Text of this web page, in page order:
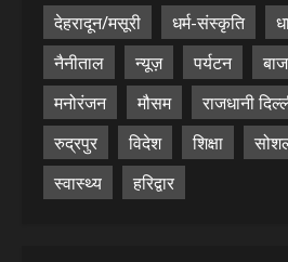
देहरादून/मसूरी
धर्म-संस्कृति
नैनीताल
न्यूज़ पर्यटन
मनोरंजन
मौसम राजधानी
रुद्रपुर
विदेश शिक्षा
स्वास्थ्य
हरिद्वार